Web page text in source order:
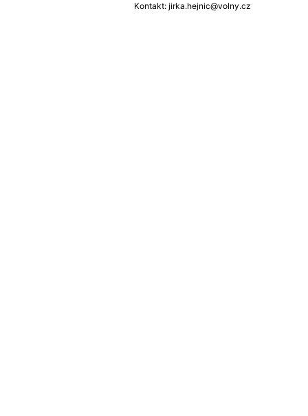
Kontakt: jirka.hejnic@volny.cz